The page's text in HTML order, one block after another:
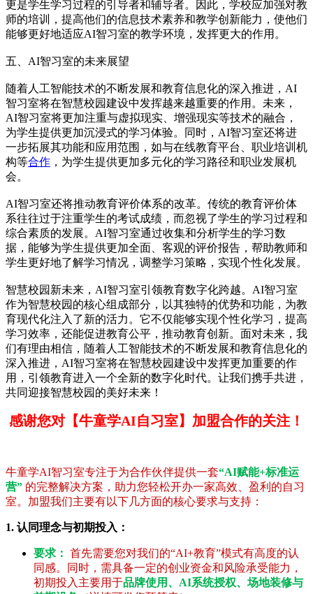
更是学生学习过程的引导者和辅导者。因此，学校应加强对教
师的培训，提高他们的信息技术素养和教学创新能力，使他们
能够更好地适应AI智习室的教学环境，发挥更大的作用。
五、AI智习室的未来展望
随着人工智能技术的不断发展和教育信息化的深入推进，AI
智习室将在智慧校园建设中发挥越来越重要的作用。未来，
AI智习室将更加注重与虚拟现实、增强现实等技术的融合，
为学生提供更加沉浸式的学习体验。同时，AI智习室还将进
一步拓展其功能和应用范围，如与在线教育平台、职业培训机
构等合作 ，为学生提供更加多元化的学习路径和职业发展机
会。
AI智习室还将推动教育评价体系的改革。传统的教育评价体
系往往过于注重学生的考试成绩，而忽视了学生的学习过程和
综合素质的发展。AI智习室通过收集和分析学生的学习数
据，能够为学生提供更加全面、客观的评价报告，帮助教师和
学生更好地了解学习情况，调整学习策略，实现个性化发展。
智慧校园新未来，AI智习室引领教育数字化跨越。AI智习室
作为智慧校园的核心组成部分，以其独特的优势和功能，为教
育现代化注入了新的活力。它不仅能够实现个性化学习，提高
学习效率，还能促进教育公平，推动教育创新。面对未来，我
们有理由相信，随着人工智能技术的不断发展和教育信息化的
深入推进，AI智习室将在智慧校园建设中发挥更加重要的作
用，引领教育进入一个全新的数字化时代。让我们携手共进，
共同迎接智慧校园的美好未来！
感谢您对【牛童学AI自习室】加盟合作的关注！
牛童学AI智习室专注于为合作伙伴提供一套“AI赋能+标准运
营” 的完整解决方案，助力您轻松开办一家高效、盈利的自习
室。加盟我们主要有以下几方面的核心要求与支持：
1. 认同理念与初期投入：
要求： 首先需要您对我们的“AI+教育”模式有高度的认
同感。同时，需具备一定的创业资金和风险承受能力，
初期投入主要用于品牌使用、AI系统授权、场地装修与